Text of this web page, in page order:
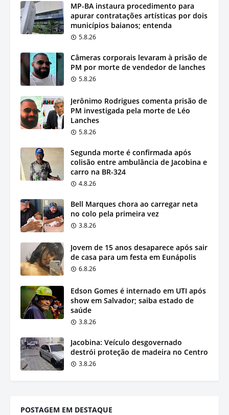
MP-BA instaura procedimento para
apurar contratações artísticas por dois
municípios baianos; entenda
5.8.26
Câmeras corporais levaram à prisão de
PM por morte de vendedor de lanches
5.8.26
Jerônimo Rodrigues comenta prisão de
PM investigada pela morte de Léo
Lanches
5.8.26
Segunda morte é confirmada após
colisão entre ambulância de Jacobina e
carro na BR-324
4.8.26
Bell Marques chora ao carregar neta
no colo pela primeira vez
3.8.26
Jovem de 15 anos desaparece após sair
de casa para um festa em Eunápolis
6.8.26
Edson Gomes é internado em UTI após
show em Salvador; saiba estado de
saúde
3.8.26
Jacobina: Veículo desgovernado
destrói proteção de madeira no Centro
3.8.26
POSTAGEM EM DESTAQUE